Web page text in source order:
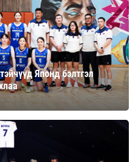
Японд бэлтгэл